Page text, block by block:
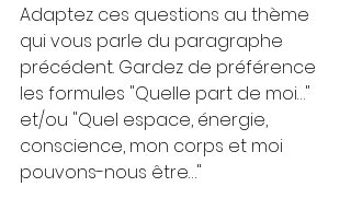
Adaptez ces questions au thème
qui vous parle du paragraphe
précédent. Gardez de préférence
les formules "Quelle part de moi…"
et/ou "Quel espace, énergie,
conscience, mon corps et moi
pouvons-nous être…"